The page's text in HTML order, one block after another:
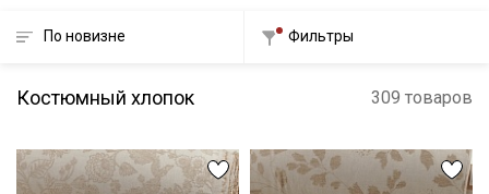
По новизне Фильтры
Костюмный хлопок 309 товаров